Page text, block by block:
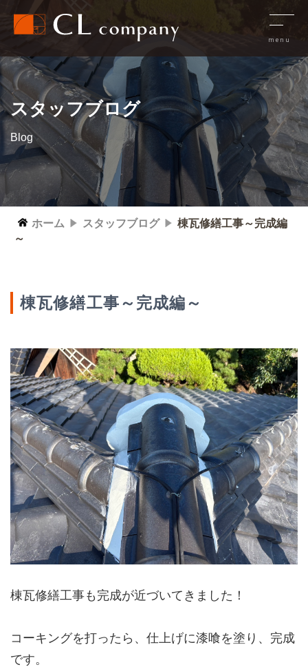
スタッフブログ
Blog
ホーム スタッフブログ
棟瓦修繕工事～完成編
～
棟瓦修繕工事～完成編～
棟瓦修繕工事も完成が近づいてきました！
コーキングを打ったら、仕上げに漆喰を塗り、完成
です。